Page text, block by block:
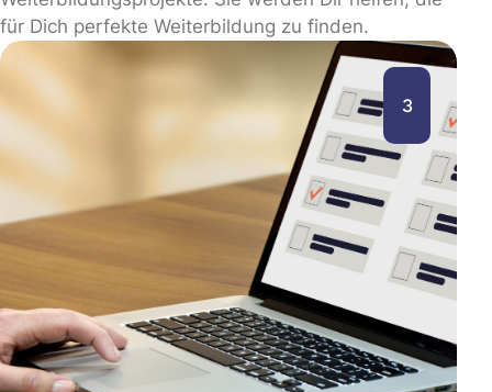
für Dich perfekte Weiterbildung zu finden.
3